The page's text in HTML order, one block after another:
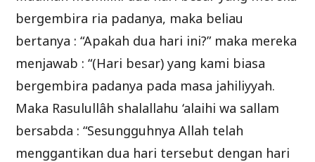
bergembira ria padanya, maka beliau
bertanya : “Apakah dua hari ini?” maka mereka
menjawab : “(Hari besar) yang kami biasa
bergembira padanya pada masa jahiliyyah.
Maka Rasulullâh shalallahu ‘alaihi wa sallam
bersabda : “Sesungguhnya Allah telah
menggantikan dua hari tersebut dengan hari